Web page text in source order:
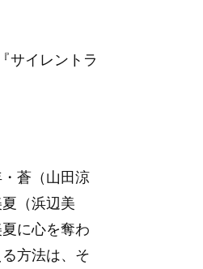
サイレントラ
蒼（山田涼
（浜辺美
に心を奪わ
方法は、そ